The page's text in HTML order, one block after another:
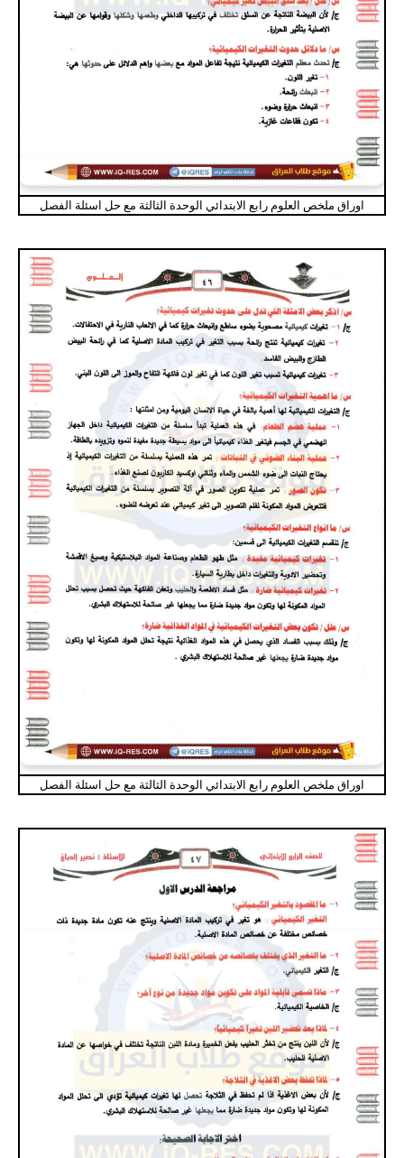
اوراق ملخص العلوم رابع الابتدائي الوحدة الثالثة مع حل اسئلة الفصل
اوراق ملخص العلوم رابع الابتدائي الوحدة الثالثة مع حل اسئلة الفصل